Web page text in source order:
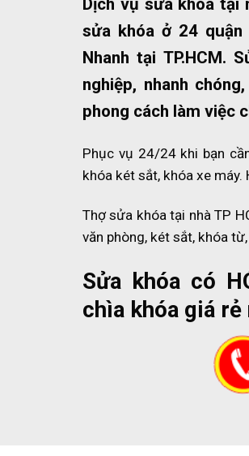
sửa khóa ở 24 quận
Nhanh tại TP.HCM.
nghiệp, nhanh
phong cách làm việc
Phục vụ 24/24 khi bạn
khóa két sắt, khóa xe máy.
Thợ sửa khóa tại nhà TP
văn phòng, két sắt, khóa
Sửa khóa có
chìa khóa giá rẻ